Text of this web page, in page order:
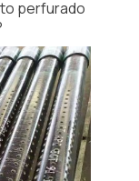
perfurado